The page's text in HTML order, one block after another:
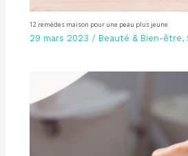
12 remèdes maison pour une peau plus jeune
29 mars 2023 / Beauté & Bien-être,